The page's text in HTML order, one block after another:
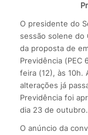
O presidente do
sessão solene do
da proposta de
Previdência (PEC
feira (12), às 10h.
alterações já
Previdência foi
dia 23 de outubro.
O anúncio da